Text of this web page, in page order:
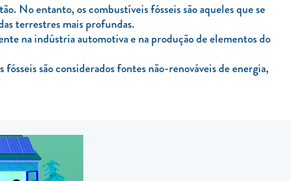
No entanto, os combustíveis fósseis são aqueles que se
terrestres mais profundas.
na indústria automotiva e na produção de elementos do
são considerados fontes não-renováveis de energia,